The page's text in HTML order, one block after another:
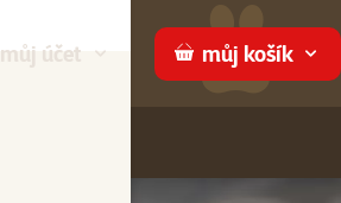
můj účet můj košík